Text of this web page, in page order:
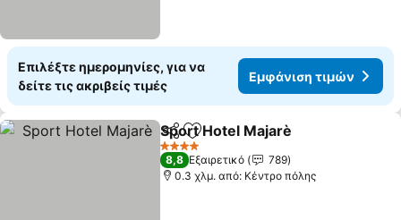
Επιλέξτε ημερομηνίες, για να
δείτε τις ακριβείς τιμές
Εμφάνιση τιμών
Κοινοποίηση
Προσθήκη στα αγαπημένα
Sport Hotel Majarè
4 Αστέρια
8,8 Εξαιρετικό
789
0.3 χλμ. από: Κέντρο πόλης